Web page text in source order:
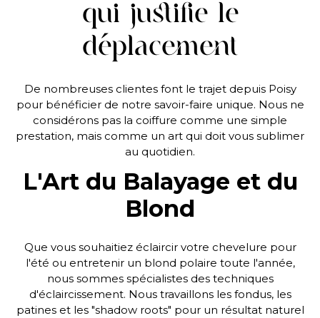
qui justifie le
déplacement
De nombreuses clientes font le trajet depuis Poisy
pour bénéficier de notre savoir-faire unique. Nous ne
considérons pas la coiffure comme une simple
prestation, mais comme un art qui doit vous sublimer
au quotidien.
L'Art du Balayage et du
Blond
Que vous souhaitiez éclaircir votre chevelure pour
l'été ou entretenir un blond polaire toute l'année,
nous sommes spécialistes des techniques
d'éclaircissement. Nous travaillons les fondus, les
patines et les "shadow roots" pour un résultat naturel